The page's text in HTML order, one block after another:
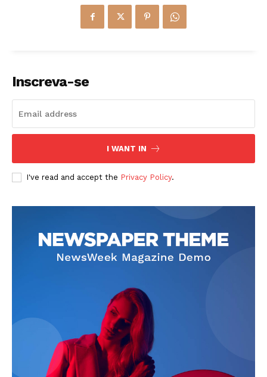
Inscreva-se
I WANT IN
I've read and accept the Privacy Policy.